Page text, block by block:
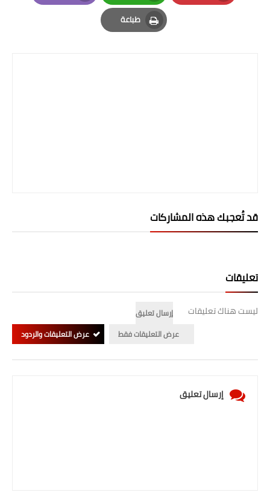
Pinterest
Whatsapp
Email
طباعة
Print
قد تُعجبك هذه المشاركات
تعليقات
ليست هناك تعليقات
إرسال تعليق
عرض التعليقات فقط
عرض التعليقات والردود
إرسال تعليق